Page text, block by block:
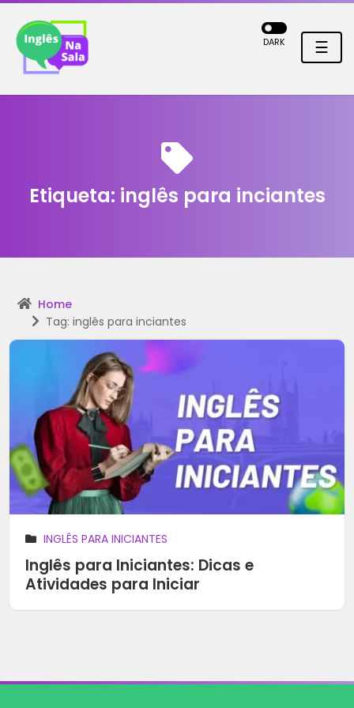
☰
DARK
Etiqueta: inglês para inciantes
Home
Tag: inglês para inciantes
INGLÊS PARA INICIANTES
Inglês para Iniciantes: Dicas e
Atividades para Iniciar